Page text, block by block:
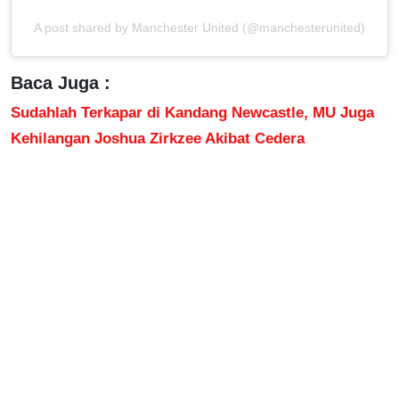
A post shared by Manchester United (@manchesterunited)
Baca Juga :
Sudahlah Terkapar di Kandang Newcastle, MU Juga
Kehilangan Joshua Zirkzee Akibat Cedera